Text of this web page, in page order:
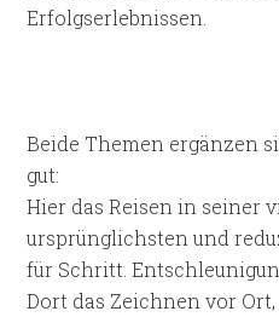
Erfolgserlebnissen.
Beide Themen ergänzen
gut:
Hier das Reisen in seiner
ursprünglichsten und
für Schritt.
Dort das Zeichnen vor Ort,